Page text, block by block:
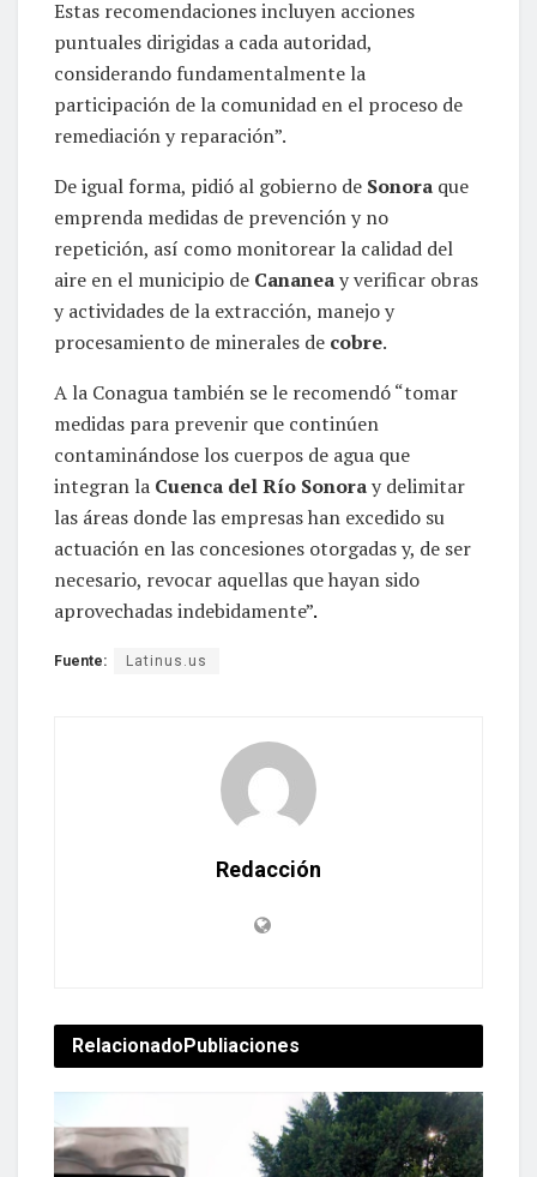
Estas recomendaciones incluyen acciones
puntuales dirigidas a cada autoridad,
considerando fundamentalmente la
participación de la comunidad en el proceso de
remediación y reparación”.
De igual forma, pidió al gobierno de Sonora que
emprenda medidas de prevención y no
repetición, así como monitorear la calidad del
aire en el municipio de Cananeay verificar obras
y actividades de la extracción, manejo y
procesamiento de minerales de cobre.
A la Conagua también se le recomendó “tomar
medidas para prevenir que continúen
contaminándose los cuerpos de agua que
integran la Cuenca del Río Sonoray delimitar
las áreas donde las empresas han excedido su
actuación en las concesiones otorgadas y, de ser
necesario, revocar aquellas que hayan sido
aprovechadas indebidamente”.
Fuente: Latinus.us
Redacción
RelacionadoPubliaciones